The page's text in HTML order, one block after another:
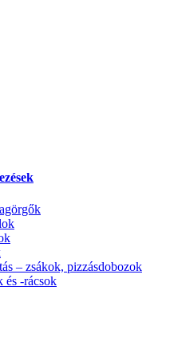
– zsákok, pizzásdobozok
és -rácsok